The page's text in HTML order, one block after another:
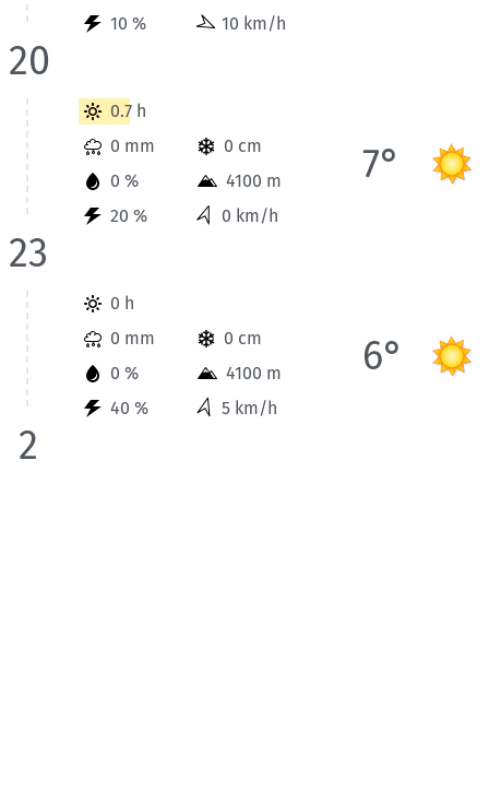
20
10 %
10 km/h
Wetterinformationen der Station Vanoise-Massiv für Heute
23
0.7 h
0 mm
0 cm
20 %
0 %
4100 m
0 km/h
7°
Wetterinformationen der Station Vanoise-Massiv für Heute
2
0 h
0 mm
0 cm
40 %
0 %
4100 m
5 km/h
6°